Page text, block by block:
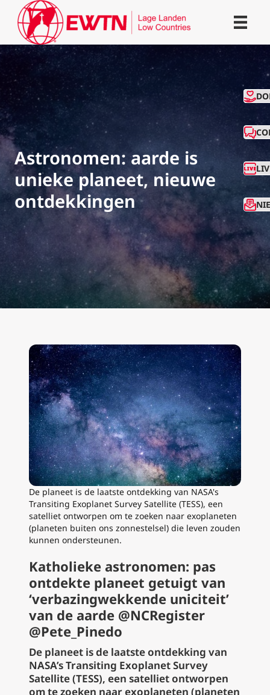
Astronomen: aarde is
unieke planeet, nieuwe
ontdekkingen
De planeet is de laatste ontdekking van NASA's
Transiting Exoplanet Survey Satellite (TESS), een
satelliet ontworpen om te zoeken naar exoplaneten
(planeten buiten ons zonnestelsel) die leven zouden
kunnen ondersteunen.
Katholieke astronomen: pas
ontdekte planeet getuigt van
‘verbazingwekkende uniciteit’
van de aarde @NCRegister
@Pete_Pinedo
De planeet is de laatste ontdekking van
NASA’s Transiting Exoplanet Survey
Satellite (TESS), een satelliet ontworpen
om te zoeken naar exoplaneten (planeten